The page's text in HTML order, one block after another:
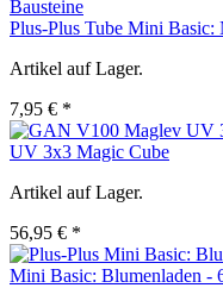
Plus-Plus Tube Mini
Artikel auf Lager.
7,95 € *
UV 3x3 Magic Cube
Artikel auf Lager.
56,95 € *
Mini Basic: Blumenladen -